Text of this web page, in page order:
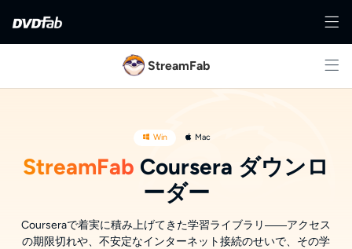
StreamFab
Win Mac
StreamFab Coursera ダウンロ
ーダー
Courseraで着実に積み上げてきた学習ライブラリ――アクセス
の期限切れや、不安定なインターネット接続のせいで、その学